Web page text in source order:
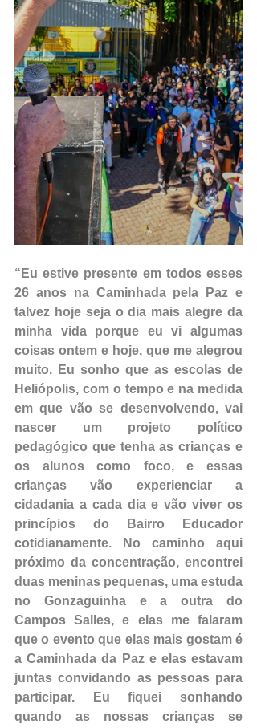
“Eu estive presente em todos esses
26 anos na Caminhada pela Paz e
talvez hoje seja o dia mais alegre da
minha vida porque eu vi algumas
coisas ontem e hoje, que me alegrou
muito. Eu sonho que as escolas de
Heliópolis, com o tempo e na medida
em que vão se desenvolvendo, vai
nascer um projeto político
pedagógico que tenha as crianças e
os alunos como foco, e essas
crianças vão experienciar a
cidadania a cada dia e vão viver os
princípios do Bairro Educador
cotidianamente. No caminho aqui
próximo da concentração, encontrei
duas meninas pequenas, uma estuda
no Gonzaguinha e a outra do
Campos Salles, e elas me falaram
que o evento que elas mais gostam é
a Caminhada da Paz e elas estavam
juntas convidando as pessoas para
participar. Eu fiquei sonhando
quando as nossas crianças se